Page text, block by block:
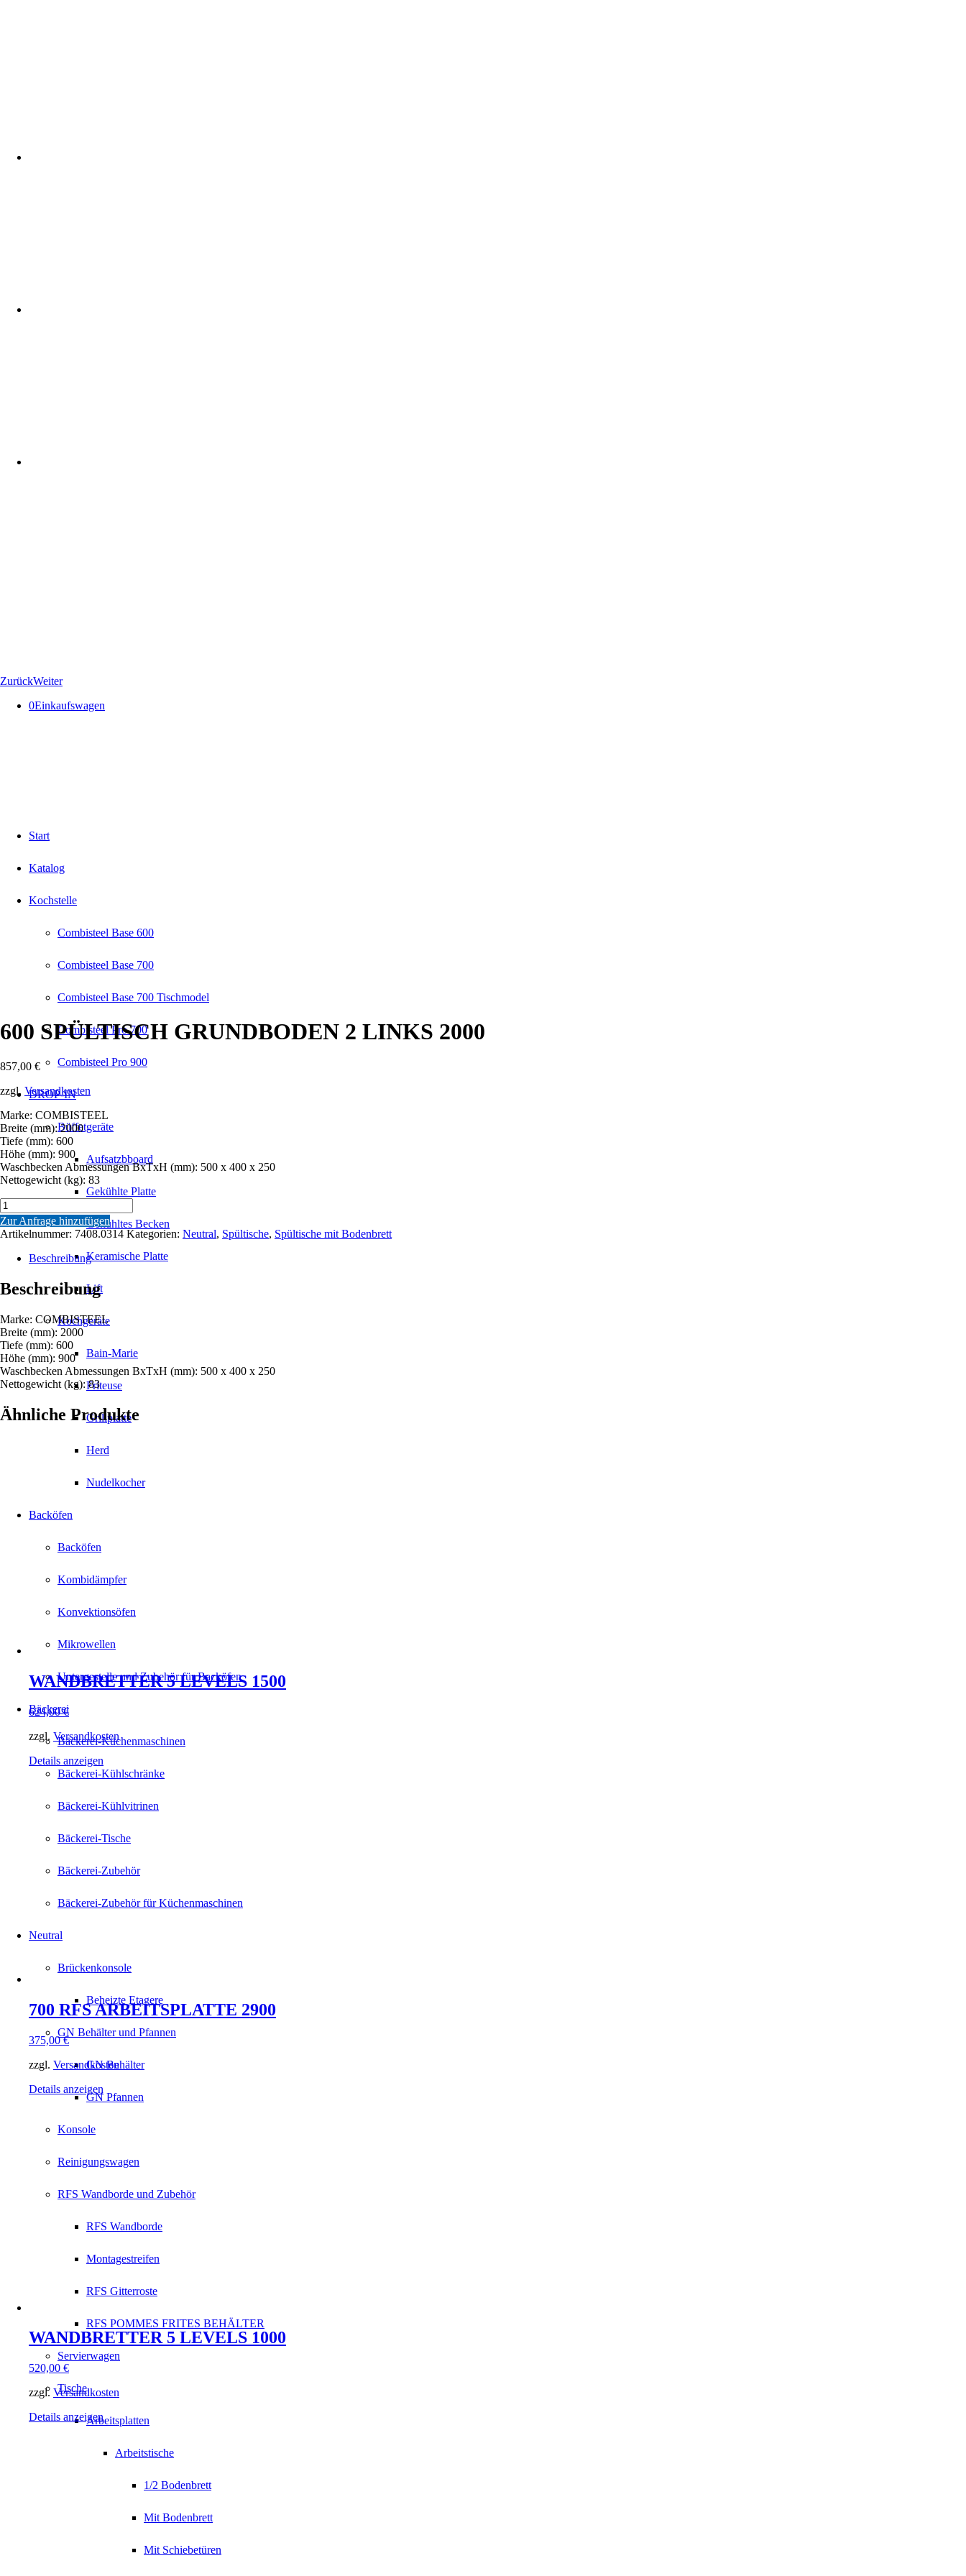
ZurückWeiter
0Einkaufswagen
Start
Katalog
Kochstelle
Combisteel Base 600
Combisteel Base 700
Combisteel Base 700 Tischmodel
Combisteel Pro 700
Combisteel Pro 900
DROP-IN
Büffetgeräte
Aufsatzbboard
Gekühlte Platte
Gekühltes Becken
Keramische Platte
Lift
Kochgeräte
Bain-Marie
Friteuse
Grillplatte
Herd
Nudelkocher
Backöfen
Backöfen
Kombidämpfer
Konvektionsöfen
Mikrowellen
Untergestelle und Zubehör für Backöfen
Bäckerei
Bäckerei-Küchenmaschinen
Bäckerei-Kühlschränke
Bäckerei-Kühlvitrinen
Bäckerei-Tische
Bäckerei-Zubehör
Bäckerei-Zubehör für Küchenmaschinen
Neutral
Brückenkonsole
Beheizte Etagere
GN Behälter und Pfannen
GN Behälter
GN Pfannen
Konsole
Reinigungswagen
RFS Wandborde und Zubehör
RFS Wandborde
Montagestreifen
RFS Gitterroste
RFS POMMES FRITES BEHÄLTER
Servierwagen
Tische
Arbeitsplatten
Arbeitstische
1/2 Bodenbrett
Mit Bodenbrett
Mit Schiebetüren
600 SPÜLTISCH GRUNDBODEN 2 LINKS 2000
857,00 €
zzgl. Versandkosten
Marke: COMBISTEEL
Breite (mm): 2000
Tiefe (mm): 600
Höhe (mm): 900
Waschbecken Abmessungen BxTxH (mm): 500 x 400 x 250
Nettogewicht (kg): 83
600
SPÜLTISCH
GRUNDBODEN
LINKS
Menge
Zur Anfrage hinzufügen
Artikelnummer: 7408.0314 Kategorien: Neutral, Spültische, Spültische mit Bodenbrett
Beschreibung
Beschreibung
Marke: COMBISTEEL
Breite (mm): 2000
Tiefe (mm): 600
Höhe (mm): 900
Waschbecken Abmessungen BxTxH (mm): 500 x 400 x 250
Nettogewicht (kg): 83
Ähnliche Produkte
WANDBRETTER 5 LEVELS 1500
624,00€
zzgl. Versandkosten
Details anzeigen
700 RFS ARBEITSPLATTE 2900
375,00€
zzgl. Versandkosten
Details anzeigen
WANDBRETTER 5 LEVELS 1000
520,00 €
zzgl. Versandkosten
Details anzeigen